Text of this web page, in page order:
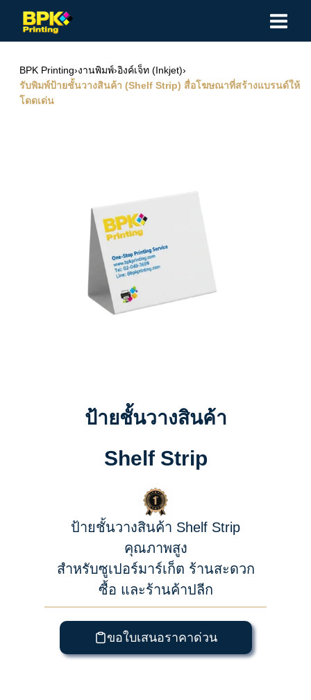
BPK Printing›งานพิมพ์›อิงค์เจ็ท (Inkjet)›
รับพิมพ์ป้ายชั้นวางสินค้า (Shelf Strip) สื่อโฆษณาที่สร้างแบรนด์ให้
โดดเด่น
ป้ายชั้นวางสินค้า
Shelf Strip
ป้ายชั้นวางสินค้า Shelf Strip
คุณภาพสูง
สำหรับซูเปอร์มาร์เก็ต ร้านสะดวก
ซื้อ และร้านค้าปลีก
ขอใบเสนอราคาด่วน